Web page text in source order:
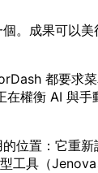
。成果可以
都要求
在權衡 AI 與手
位置：它重新
工具（